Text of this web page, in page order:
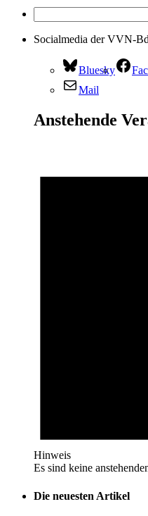
Socialmedia der VVN-
Bluesky
Mail
Anstehende
Hinweis
Es sind keine
Die neuesten Artikel